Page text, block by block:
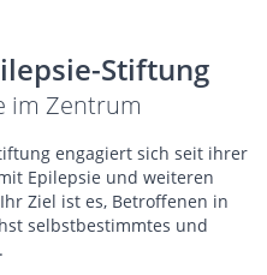
Stiftung
im Zentrum
engagiert sich seit ihrer
Epilepsie und weiteren
Ziel ist es, Betroffenen in
selbstbestimmtes und